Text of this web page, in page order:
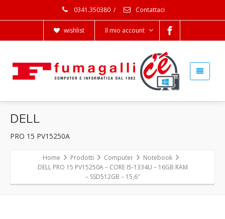
0341.350380 / Contattaci
wishlist Il mio account
DELL
PRO 15 PV15250A
Home Prodotti Computer
Notebook
DELL PRO 15 PV15250A – CORE I5-1334U – 16GB RAM
– SSD512GB – 15,6″